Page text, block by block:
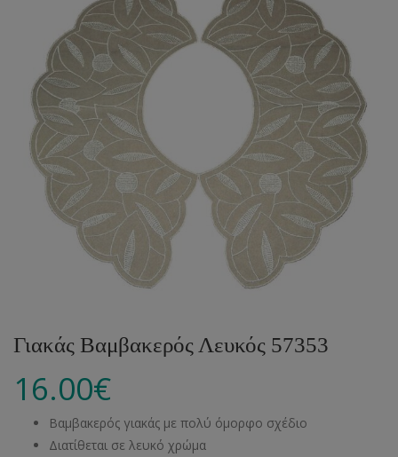
Γιακάς Βαμβακερός Λευκός 57353
16.00€
Βαμβακερός γιακάς με πολύ όμορφο σχέδιο
Διατίθεται σε λευκό χρώμα